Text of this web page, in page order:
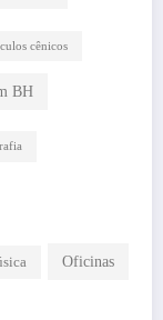
cênicos
BH
Oficinas